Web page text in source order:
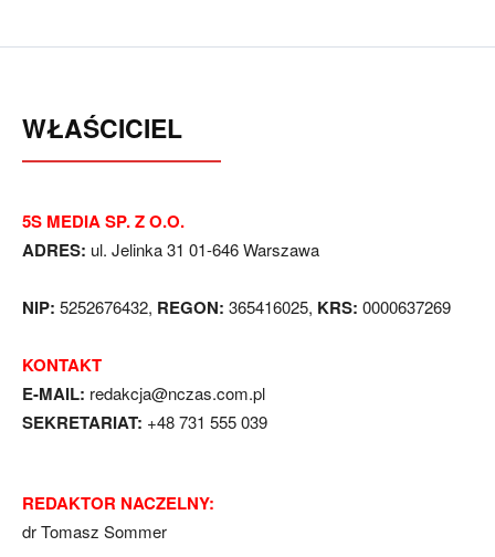
WŁAŚCICIEL
5S MEDIA SP. Z O.O.
ADRES: ul. Jelinka 31 01-646 Warszawa
NIP: 5252676432, REGON: 365416025, KRS: 0000637269
KONTAKT
E-MAIL: redakcja@nczas.com.pl
SEKRETARIAT: +48 731 555 039
REDAKTOR NACZELNY:
dr Tomasz Sommer